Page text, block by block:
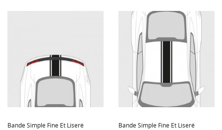
Bande Simple Fine Et Liseré
Bande Simple Fine Et Liseré